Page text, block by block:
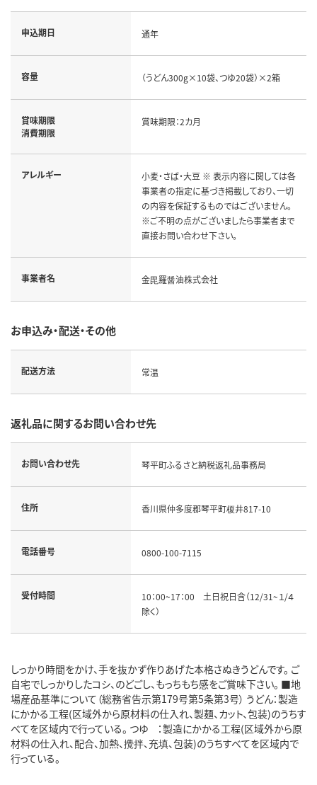
申込期日 通年
容量 （うどん300g×10袋、つゆ20袋）×2箱
賞味期限
消費期限
賞味期限：2カ月
アレルギー
小麦・さば・大豆 ※ 表示内容に関しては各
事業者の指定に基づき掲載しており、一切
の内容を保証するものではございません。
※ご不明の点がございましたら事業者まで
直接お問い合わせ下さい。
事業者名 金毘羅醤油株式会社
お申込み・配送・その他
配送方法 常温
返礼品に関するお問い合わせ先
お問い合わせ先 琴平町ふるさと納税返礼品事務局
住所 香川県仲多度郡琴平町榎井817-10
電話番号 0800-100-7115
受付時間
10：00~17：00 土日祝日含（12/31~１/４
除く）
しっかり時間をかけ、手を抜かず作りあげた本格さぬきうどんです。 ご
自宅でしっかりしたコシ、のどごし、もっちもち感をご賞味下さい。 ■地
場産品基準について（総務省告示第179号第5条第3号） うどん：製造
にかかる工程(区域外から原材料の仕入れ、製麺、カット、包装)のうちす
べてを区域内で行っている。 つゆ ：製造にかかる工程(区域外から原
材料の仕入れ、配合、加熱、攪拌、充填、包装)のうちすべてを区域内で
行っている。